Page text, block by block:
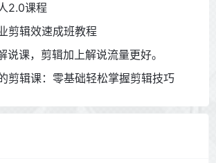
2.0课程
剪辑效速成班教程
说课，剪辑加上解说流量更好。
剪辑课：零基础轻松掌握剪辑技巧